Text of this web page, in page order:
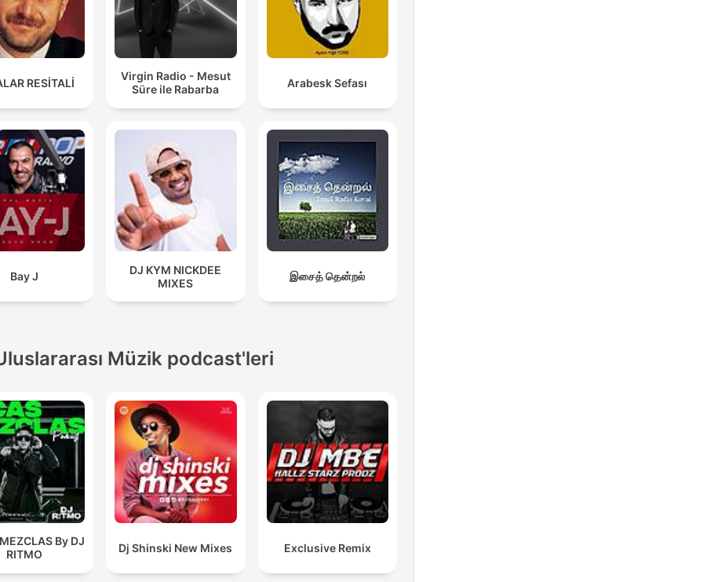
RESİTALİ
Virgin Radio - Mesut
Süre ile Rabarba
Arabesk Sefası
Bay J
DJ KYM NICKDEE
MIXES
இசைத் தென்றல்
Müzik podcast'leri
By DJ
RITMO
Dj Shinski New Mixes Exclusive Remix